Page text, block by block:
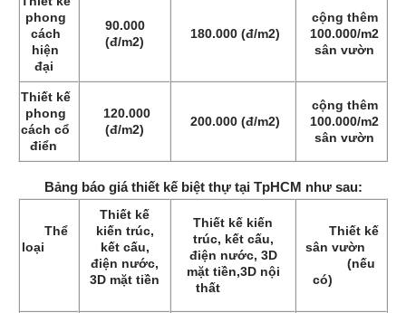
phong
cách
hiện
đại
90.000
(đ/m2)
180.000 (đ/m2)
cộng thêm
100.000/m2
sân vườn
Thiết kế
phong
cách cổ
điển
120.000
(đ/m2)
200.000 (đ/m2)
cộng thêm
100.000/m2
sân vườn
Bảng báo giá thiết kế biệt thự tại TpHCM như sau:
Thể
loại
Thiết kế
kiến trúc,
kết cấu,
điện nước,
3D mặt tiền
Thiết kế kiến
trúc, kết cấu,
điện nước, 3D
mặt tiền,3D nội
thất
Thiết kế
sân vườn
(nếu
có)